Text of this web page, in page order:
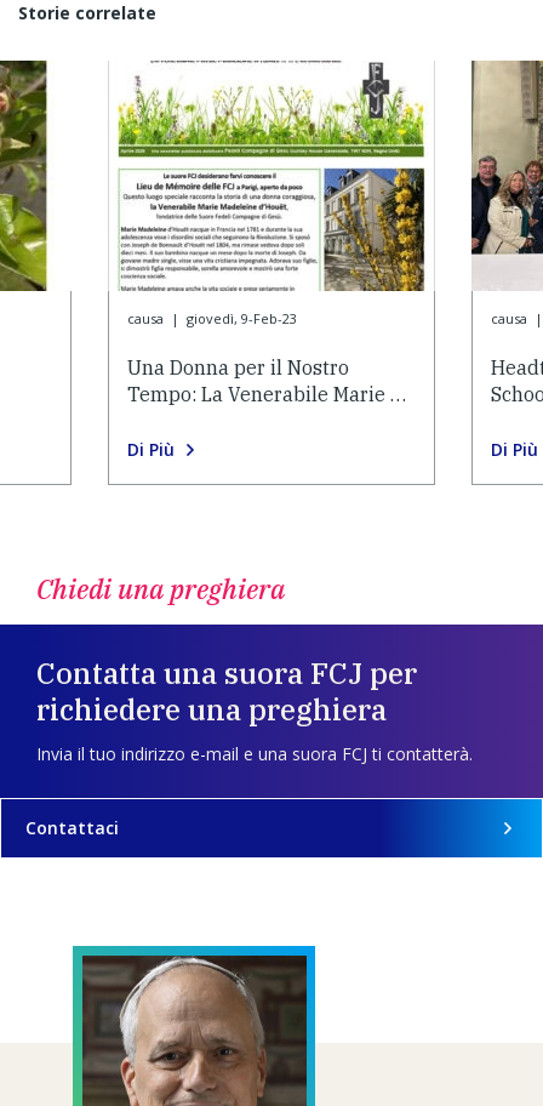
Storie correlate
causa | giovedì, 9-Feb-23
Una Donna per il Nostro
Tempo: La Venerabile Marie …
Di Più
causa |
Di Più
Chiedi una preghiera
Contatta una suora FCJ per
richiedere una preghiera
Invia il tuo indirizzo e-mail e una suora FCJ ti contatterà.
Contattaci